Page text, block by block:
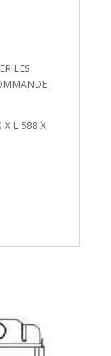
LES
X L 588 X